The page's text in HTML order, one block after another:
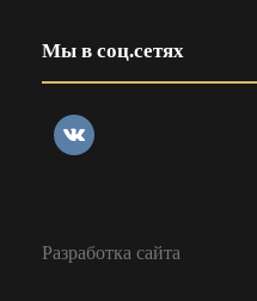
Мы в соц.сетях
Разработка сайта